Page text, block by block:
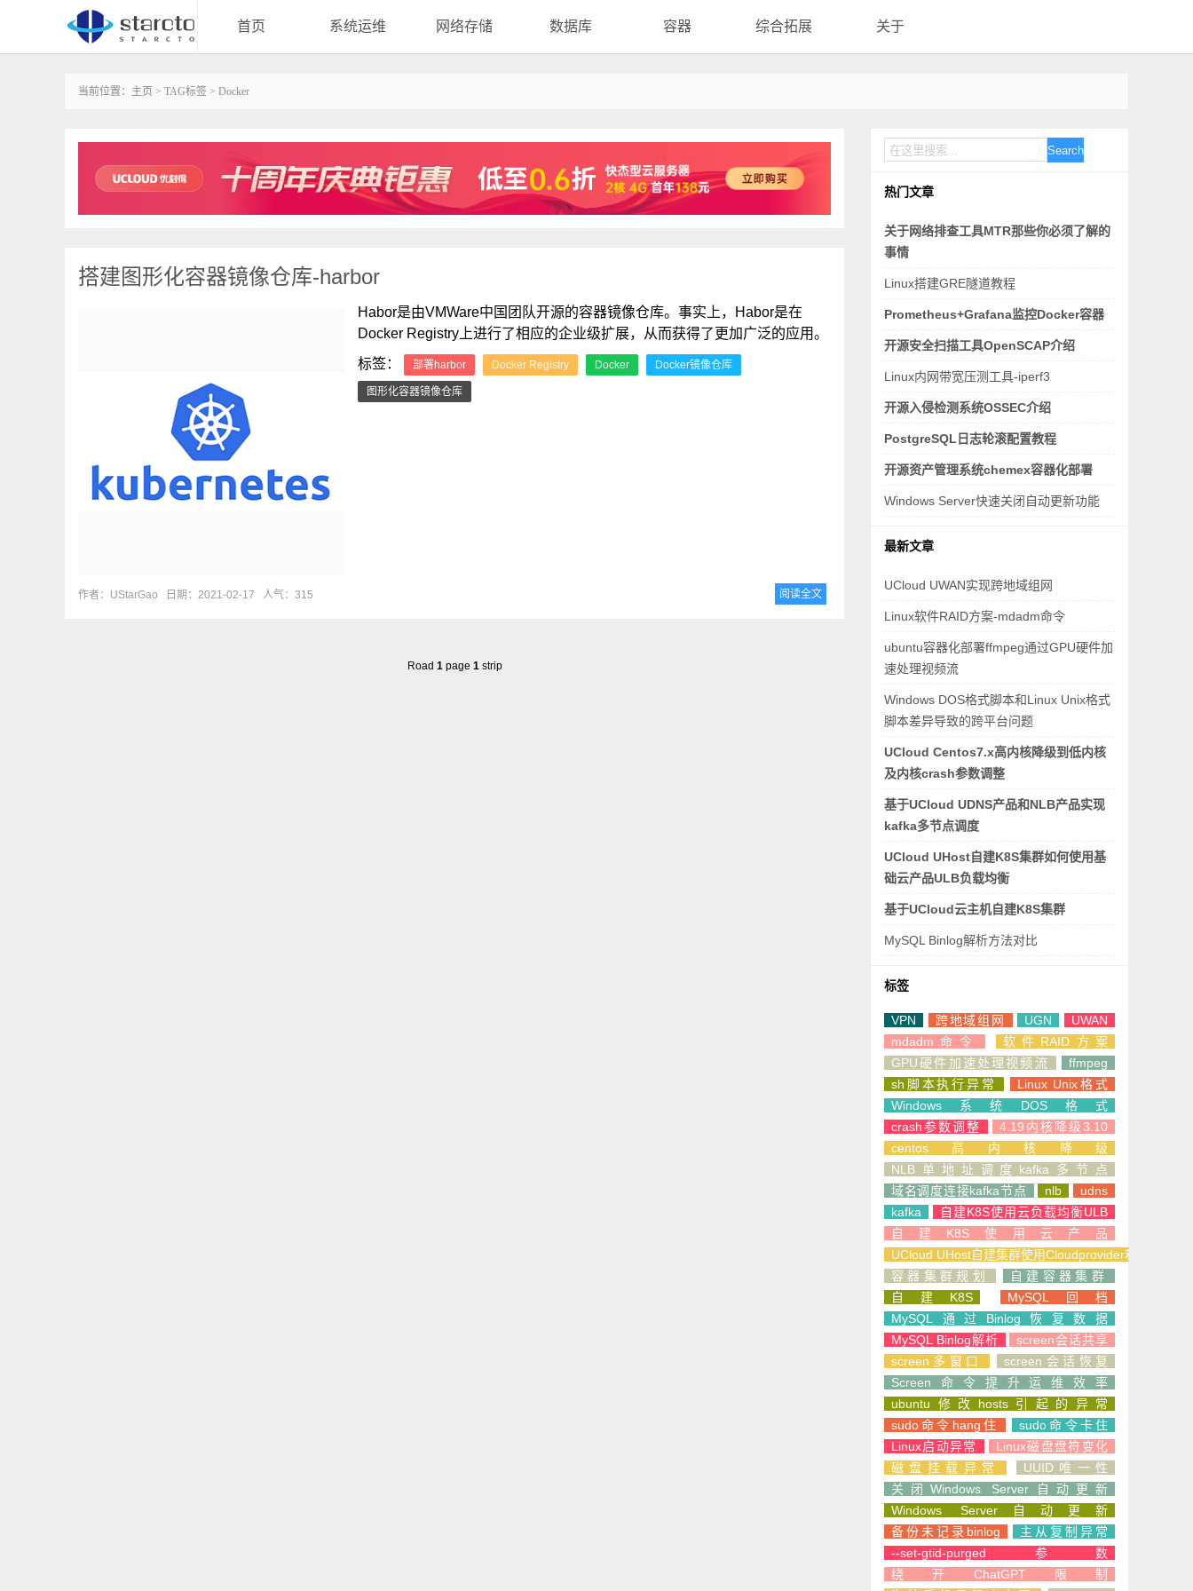
首页 系统运维 网络存储 数据库 容器 综合拓展 关于
当前位置： 主页 > TAG标签 > Docker
搭建图形化容器镜像仓库-harbor
Habor是由VMWare中国团队开源的容器镜像仓库。事实上，Habor是在
Docker Registry上进行了相应的企业级扩展，从而获得了更加广泛的应用。
标签：
部署harbor Docker Registry Docker Docker镜像仓库
图形化容器镜像仓库
作者：UStarGao 日期：2021-02-17 人气：315 阅读全文
Road 1 page 1 strip
Search
热门文章
关于网络排查工具MTR那些你必须了解的
事情
Linux搭建GRE隧道教程
Prometheus+Grafana监控Docker容器
开源安全扫描工具OpenSCAP介绍
Linux内网带宽压测工具-iperf3
开源入侵检测系统OSSEC介绍
PostgreSQL日志轮滚配置教程
开源资产管理系统chemex容器化部署
Windows Server快速关闭自动更新功能
最新文章
UCloud UWAN实现跨地域组网
Linux软件RAID方案-mdadm命令
ubuntu容器化部署ffmpeg通过GPU硬件加
速处理视频流
Windows DOS格式脚本和Linux Unix格式
脚本差异导致的跨平台问题
UCloud Centos7.x高内核降级到低内核
及内核crash参数调整
基于UCloud UDNS产品和NLB产品实现
kafka多节点调度
UCloud UHost自建K8S集群如何使用基
础云产品ULB负载均衡
基于UCloud云主机自建K8S集群
MySQL Binlog解析方法对比
标签
VPN 跨地域组网 UGN
UWAN
mdadm命令
软件RAID方案
GPU硬件加速处理视频流
ffmpeg
sh脚本执行异常
Linux Unix格式
Windows系统DOS格式
crash参数调整
4.19内核降级3.10
centos高内核降级
NLB单地址调度kafka多节点
域名调度连接kafka节点
nlb
udns
kafka
自建K8S使用云负载均衡ULB
自建K8S使用云产品
UCloud UHost自建集群使用Cloudprovider和CSI
容器集群规划
自建容器集群
自建K8S
MySQL回档
MySQL通过Binlog恢复数据
MySQL Binlog解析
screen会话共享
screen多窗口
screen会话恢复
Screen命令提升运维效率
ubuntu修改hosts引起的异常
sudo命令hang住
sudo命令卡住
Linux启动异常
Linux磁盘盘符变化
磁盘挂载异常
UUID唯一性
关闭Windows Server自动更新
Windows Server自动更新
备份未记录binlog
主从复制异常
--set-gtid-purged参数
绕开ChatGPT限制